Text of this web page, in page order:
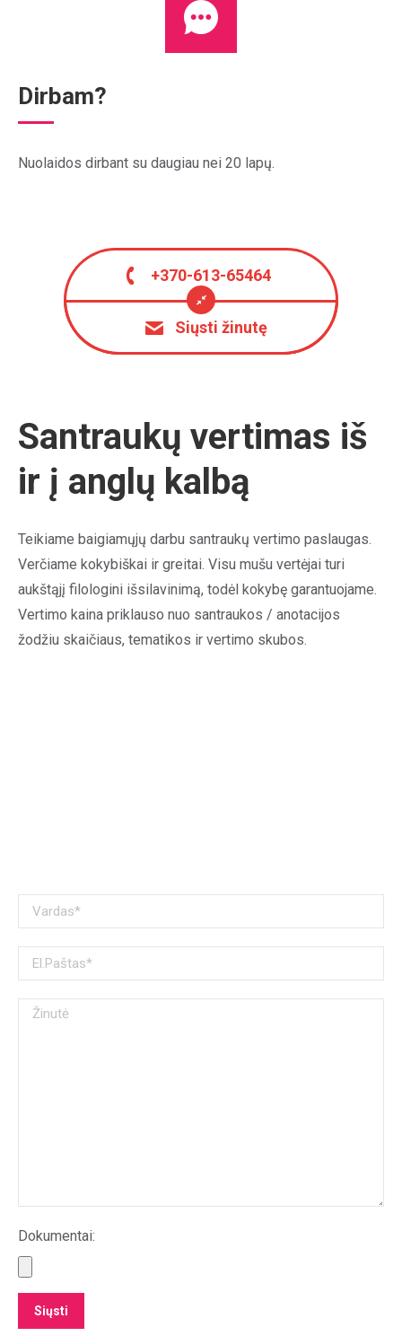
Dirbam?
Nuolaidos dirbant su daugiau nei 20 lapų.
+370-613-65464
Siųsti žinutę
Santraukų vertimas iš
ir į anglų kalbą
Teikiame baigiamųjų darbu santraukų vertimo paslaugas.
Verčiame kokybiškai ir greitai. Visu mušu vertėjai turi
aukštąjį filologini išsilavinimą, todėl kokybę garantuojame.
Vertimo kaina priklauso nuo santraukos / anotacijos
žodžiu skaičiaus, tematikos ir vertimo skubos.
Dokumentai: